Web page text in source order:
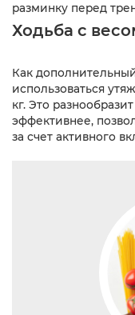
разминку перед
Ходьба с
Как
использоваться
кг. Это
эффективнее,
за счет активного